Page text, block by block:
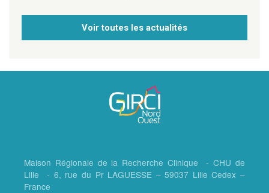
Voir toutes les actualités
Maison Régionale de la Recherche Clinique - CHU de
Lille - 6, rue du Pr LAGUESSE – 59037 Lille Cedex –
France